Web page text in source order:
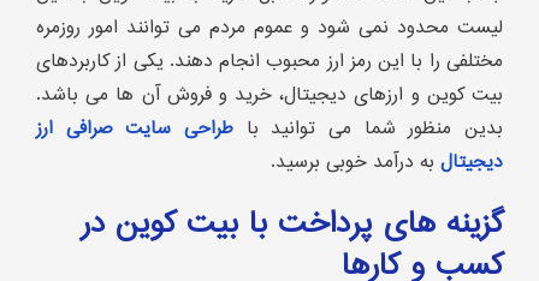
لیست محدود نمی شود و عموم مردم می توانند امور روزمره
مختلفی را با این رمز ارز محبوب انجام دهند. یکی از کاربردهای
بیت کوین و ارزهای دیجیتال، خرید و فروش آن ها می باشد.
بدین منظور شما می توانید با طراحی سایت صرافی ارز
دیجیتال به درآمد خوبی برسید.
گزینه های پرداخت با بیت کوین در
کسب و کارها